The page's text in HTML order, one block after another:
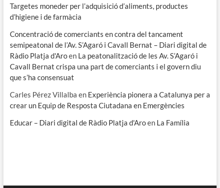
Targetes moneder per l’adquisició d’aliments, productes
d’higiene i de farmàcia
Concentració de comerciants en contra del tancament
semipeatonal de l’Av. S’Agaró i Cavall Bernat – Diari digital de
Ràdio Platja d'Aroen La peatonalització de les Av. S’Agaró i
Cavall Bernat crispa una part de comerciants i el govern diu
que s’ha consensuat
Carles Pérez Villalba en Experiència pionera a Catalunya per a
crear un Equip de Resposta Ciutadana en Emergències
Educar – Diari digital de Ràdio Platja d'Aroen La Família